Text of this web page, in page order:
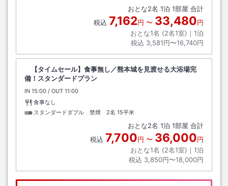
おとな2名 1泊 1部屋 合計
税込 7,162円 〜 33,480円
おとな1名 (2名1室)｜ 1泊
税込 3,581円〜16,740円
【タイムセール】食事無し／熊本城を見渡せる大浴場完
備！スタンダードプラン
IN チェックイン
15:00 / OUT チェックアウト
11:00
食事なし
スタンダードダブル 禁煙 2名 15平米
おとな2名 1泊 1部屋 合計
税込 7,700円 〜 36,000円
おとな1名 (2名1室)｜ 1泊
税込 3,850円〜18,000円